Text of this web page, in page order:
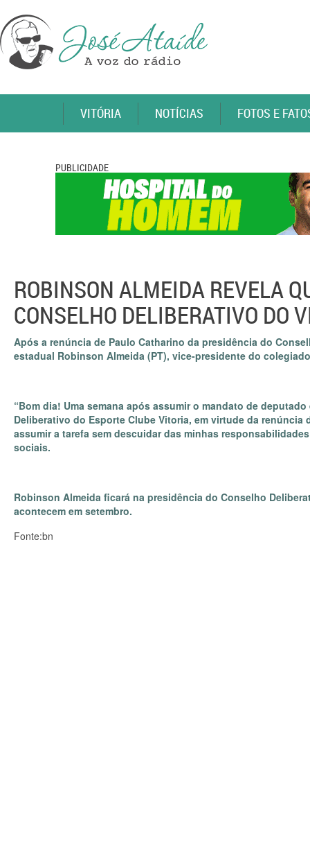
VITÓRIA NOTÍCIAS FOTOS E
PUBLICIDADE
ROBINSON ALMEIDA REVELA
CONSELHO DELIBERATIVO DO
Após a renúncia de Paulo Catharino da presidência do
estadual Robinson Almeida (PT), vice-presidente do
“Bom dia! Uma semana após assumir o mandato de
Deliberativo do Esporte Clube Vitoria, em virtude da
assumir a tarefa sem descuidar das minhas
sociais.
Robinson Almeida ficará na presidência do Conselho
acontecem em setembro.
Fonte:bn